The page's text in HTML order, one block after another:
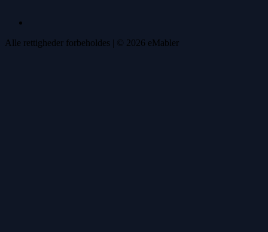
Alle rettigheder forbeholdes | © 2026 eMabler